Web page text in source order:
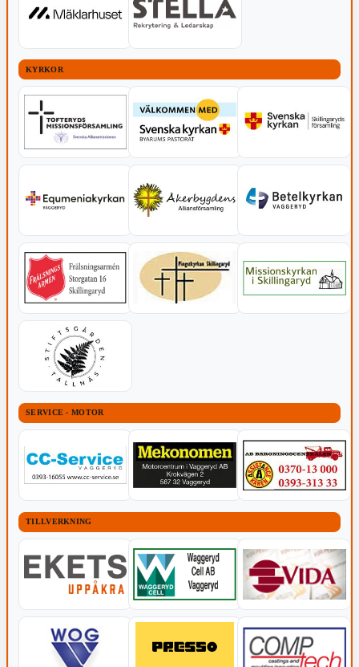
KYRKOR
SERVICE - MOTOR
TILLVERKNING